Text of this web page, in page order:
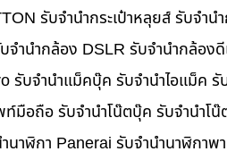
รับจำนำกระเป๋าหลุยส์ รับจำ
ำนำกล้อง DSLR รับจำนำกล้อง
รับจำนำแม็คบุ๊ค รับจำนำไอแม็ค
ท์มือถือ รับจำนำโน๊ตบุ๊ค รับจำนำโ
นาฬิกา Panerai รับจำนำนาฬิกาพ